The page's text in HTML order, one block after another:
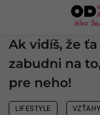
Ak vidíš, že
zabudni na
pre neho!
LIFESTYLE VZŤAHY